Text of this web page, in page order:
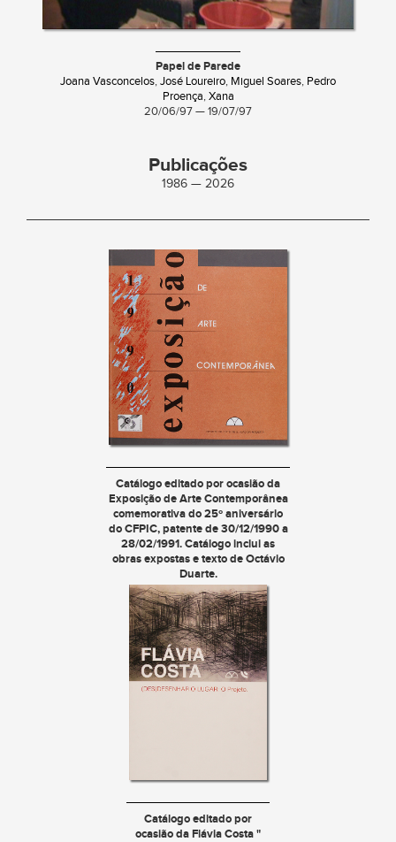
Papel de Parede
Joana Vasconcelos, José Loureiro, Miguel Soares, Pedro
Proença, Xana
20/06/97 — 19/07/97
Publicações
1986 — 2026
Catálogo editado por ocasião da
Exposição de Arte Contemporânea
comemorativa do 25º aniversário
do CFPIC, patente de 30/12/1990 a
28/02/1991. Catálogo inclui as
obras expostas e texto de Octávio
Duarte.
Catálogo editado por
ocasião da Flávia Costa "